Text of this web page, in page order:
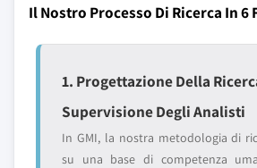
Il Nostro Processo Di Ricerca In 6
1. Progettazione Della
Supervisione Degli Analisti
In GMI, la nostra metodologia di
su una base di competenza